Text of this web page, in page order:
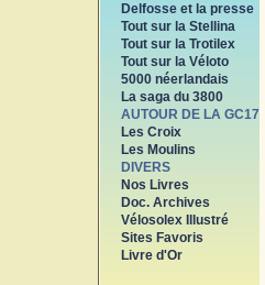
Delfosse et la presse
Tout sur la Stellina
Tout sur la Trotilex
Tout sur la Véloto
5000 néerlandais
La saga du 3800
AUTOUR DE LA GC17
Les Croix
Les Moulins
DIVERS
Nos Livres
Doc. Archives
Vélosolex Illustré
Sites Favoris
Livre d'Or